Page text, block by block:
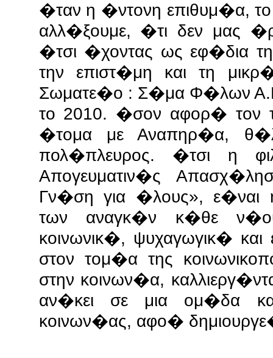
�ταν η �ντονη επιθυμ�α,
αλλ�ξουμε, �τι δεν μας
�τσι �χοντας ως εφ�δια
την επιστ�μη και τη
Σωματε�ο : Σ�μα Φ�λων
το 2010. �σον αφορ� τον
�τομα με Αναπηρ�α,
πολ�πλευρος. �τσι η
Απογευματιν�ς
Γν�ση για �λους», ε�ναι η
των αναγκ�ν κ�θε
κοινωνικ�, ψυχαγωγικ�
στον τομ�α της
στην κοινων�α,
αν�κει σε μια ομ�δα
κοινων�ας, αφο�